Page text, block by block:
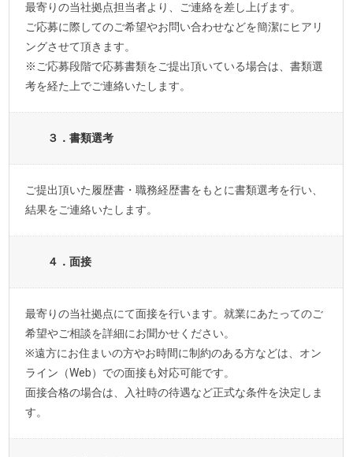
最寄りの当社拠点担当者より、ご連絡を差し上げます。
ご応募に際してのご希望やお問い合わせなどを簡潔にヒアリ
ングさせて頂きます。
※ご応募段階で応募書類をご提出頂いている場合は、書類選
考を経た上でご連絡いたします。
３．書類選考
ご提出頂いた履歴書・職務経歴書をもとに書類選考を行い、
結果をご連絡いたします。
４．面接
最寄りの当社拠点にて面接を行います。就業にあたってのご
希望やご相談を詳細にお聞かせください。
※遠方にお住まいの方やお時間に制約のある方などは、オン
ライン（Web）での面接も対応可能です。
面接合格の場合は、入社時の待遇など正式な条件を決定しま
す。